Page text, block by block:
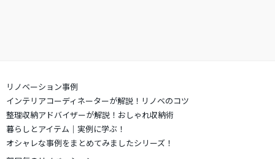
リノベーション事例
インテリアコーディネーターが解説！リノベのコツ
整理収納アドバイザーが解説！おしゃれ収納術
暮らしとアイテム｜実例に学ぶ！
オシャレな事例をまとめてみましたシリーズ！